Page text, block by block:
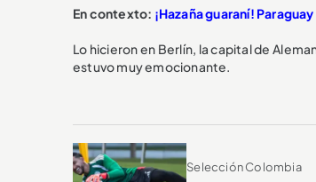
En contexto: ¡Hazaña guaraní!
Lo hicieron en Berlín, la capital de
estuvo muy emocionante.
Selección Colombia